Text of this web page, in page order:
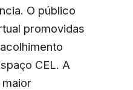
O público
promovidas
CEL. A